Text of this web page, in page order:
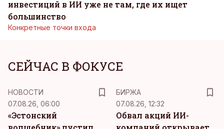
инвестиций в ИИ уже не там, где их ищет
большинство
Конкретные точки входа
СЕЙЧАС В ФОКУСЕ
НОВОСТИ
07.08.26, 06:00
«Эстонский
БИРЖА
07.08.26, 12:32
Обвал акций ИИ-